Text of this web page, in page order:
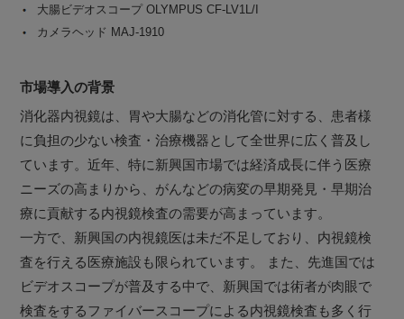
大腸ビデオスコープ OLYMPUS CF-LV1L/I
カメラヘッド MAJ-1910
市場導入の背景
消化器内視鏡は、胃や大腸などの消化管に対する、患者様
に負担の少ない検査・治療機器として全世界に広く普及し
ています。近年、特に新興国市場では経済成長に伴う医療
ニーズの高まりから、がんなどの病変の早期発見・早期治
療に貢献する内視鏡検査の需要が高まっています。
一方で、新興国の内視鏡医は未だ不足しており、内視鏡検
査を行える医療施設も限られています。 また、先進国では
ビデオスコープが普及する中で、新興国では術者が肉眼で
検査をするファイバースコープによる内視鏡検査も多く行